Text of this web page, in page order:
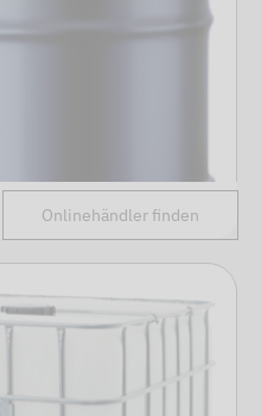
Onlinehändler finden